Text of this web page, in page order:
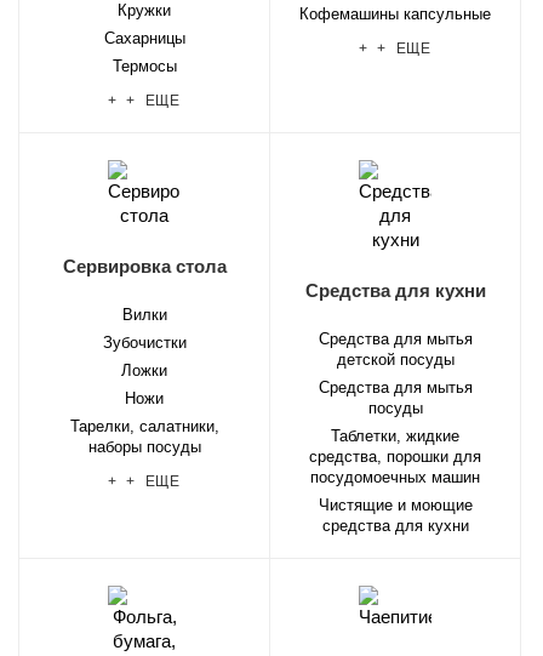
Кружки
Сахарницы
Термосы
+ + ЕЩЕ
Кофемашины капсульные
+ + ЕЩЕ
Сервировка стола
Вилки
Зубочистки
Ложки
Ножи
Тарелки, салатники,
наборы посуды
+ + ЕЩЕ
Средства для кухни
Средства для мытья
детской посуды
Средства для мытья
посуды
Таблетки, жидкие
средства, порошки для
посудомоечных машин
Чистящие и моющие
средства для кухни